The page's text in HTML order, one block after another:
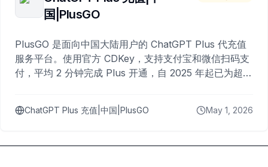
国|PlusGO
PlusGO 是面向中国大陆用户的 ChatGPT Plus 代充值
服务平台。使用官方 CDKey，支持支付宝和微信扫码支
付，平均 2 分钟完成 Plus 开通，自 2025 年起已为超过
ChatGPT Plus 充值|中国|PlusGO May 1, 2026